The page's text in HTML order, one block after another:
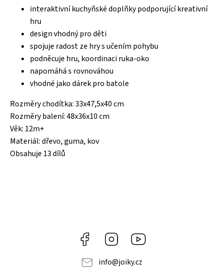
interaktivní kuchyňské doplňky podporující kreativní
hru
design vhodný pro děti
spojuje radost ze hry s učením pohybu
podněcuje hru, koordinaci ruka-oko
napomáhá s rovnováhou
vhodné jako dárek pro batole
Rozměry chodítka: 33x47,5x40 cm
Rozměry balení: 48x36x10 cm
Věk: 12m+
Materiál: dřevo, guma, kov
Obsahuje 13 dílů
Facebook Instagram
info@joiky.cz